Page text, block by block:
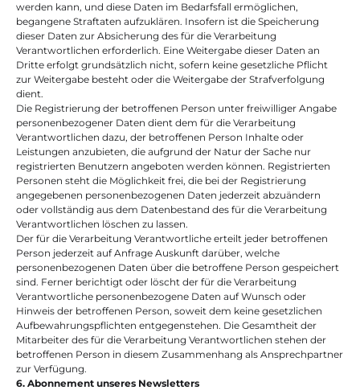
werden kann, und diese Daten im Bedarfsfall ermöglichen,
begangene Straftaten aufzuklären. Insofern ist die Speicherung
dieser Daten zur Absicherung des für die Verarbeitung
Verantwortlichen erforderlich. Eine Weitergabe dieser Daten an
Dritte erfolgt grundsätzlich nicht, sofern keine gesetzliche Pflicht
zur Weitergabe besteht oder die Weitergabe der Strafverfolgung
dient.
Die Registrierung der betroffenen Person unter freiwilliger Angabe
personenbezogener Daten dient dem für die Verarbeitung
Verantwortlichen dazu, der betroffenen Person Inhalte oder
Leistungen anzubieten, die aufgrund der Natur der Sache nur
registrierten Benutzern angeboten werden können. Registrierten
Personen steht die Möglichkeit frei, die bei der Registrierung
angegebenen personenbezogenen Daten jederzeit abzuändern
oder vollständig aus dem Datenbestand des für die Verarbeitung
Verantwortlichen löschen zu lassen.
Der für die Verarbeitung Verantwortliche erteilt jeder betroffenen
Person jederzeit auf Anfrage Auskunft darüber, welche
personenbezogenen Daten über die betroffene Person gespeichert
sind. Ferner berichtigt oder löscht der für die Verarbeitung
Verantwortliche personenbezogene Daten auf Wunsch oder
Hinweis der betroffenen Person, soweit dem keine gesetzlichen
Aufbewahrungspflichten entgegenstehen. Die Gesamtheit der
Mitarbeiter des für die Verarbeitung Verantwortlichen stehen der
betroffenen Person in diesem Zusammenhang als Ansprechpartner
zur Verfügung.
6. Abonnement unseres Newsletters